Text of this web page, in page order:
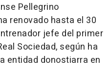
Pellegrino
renovado hasta el 30
jefe del primer
Sociedad, según ha
entidad donostiarra en